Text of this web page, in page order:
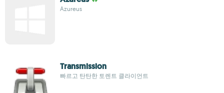
Azureus
Transmission
빠르고 탄탄한 토렌트 클라이언트